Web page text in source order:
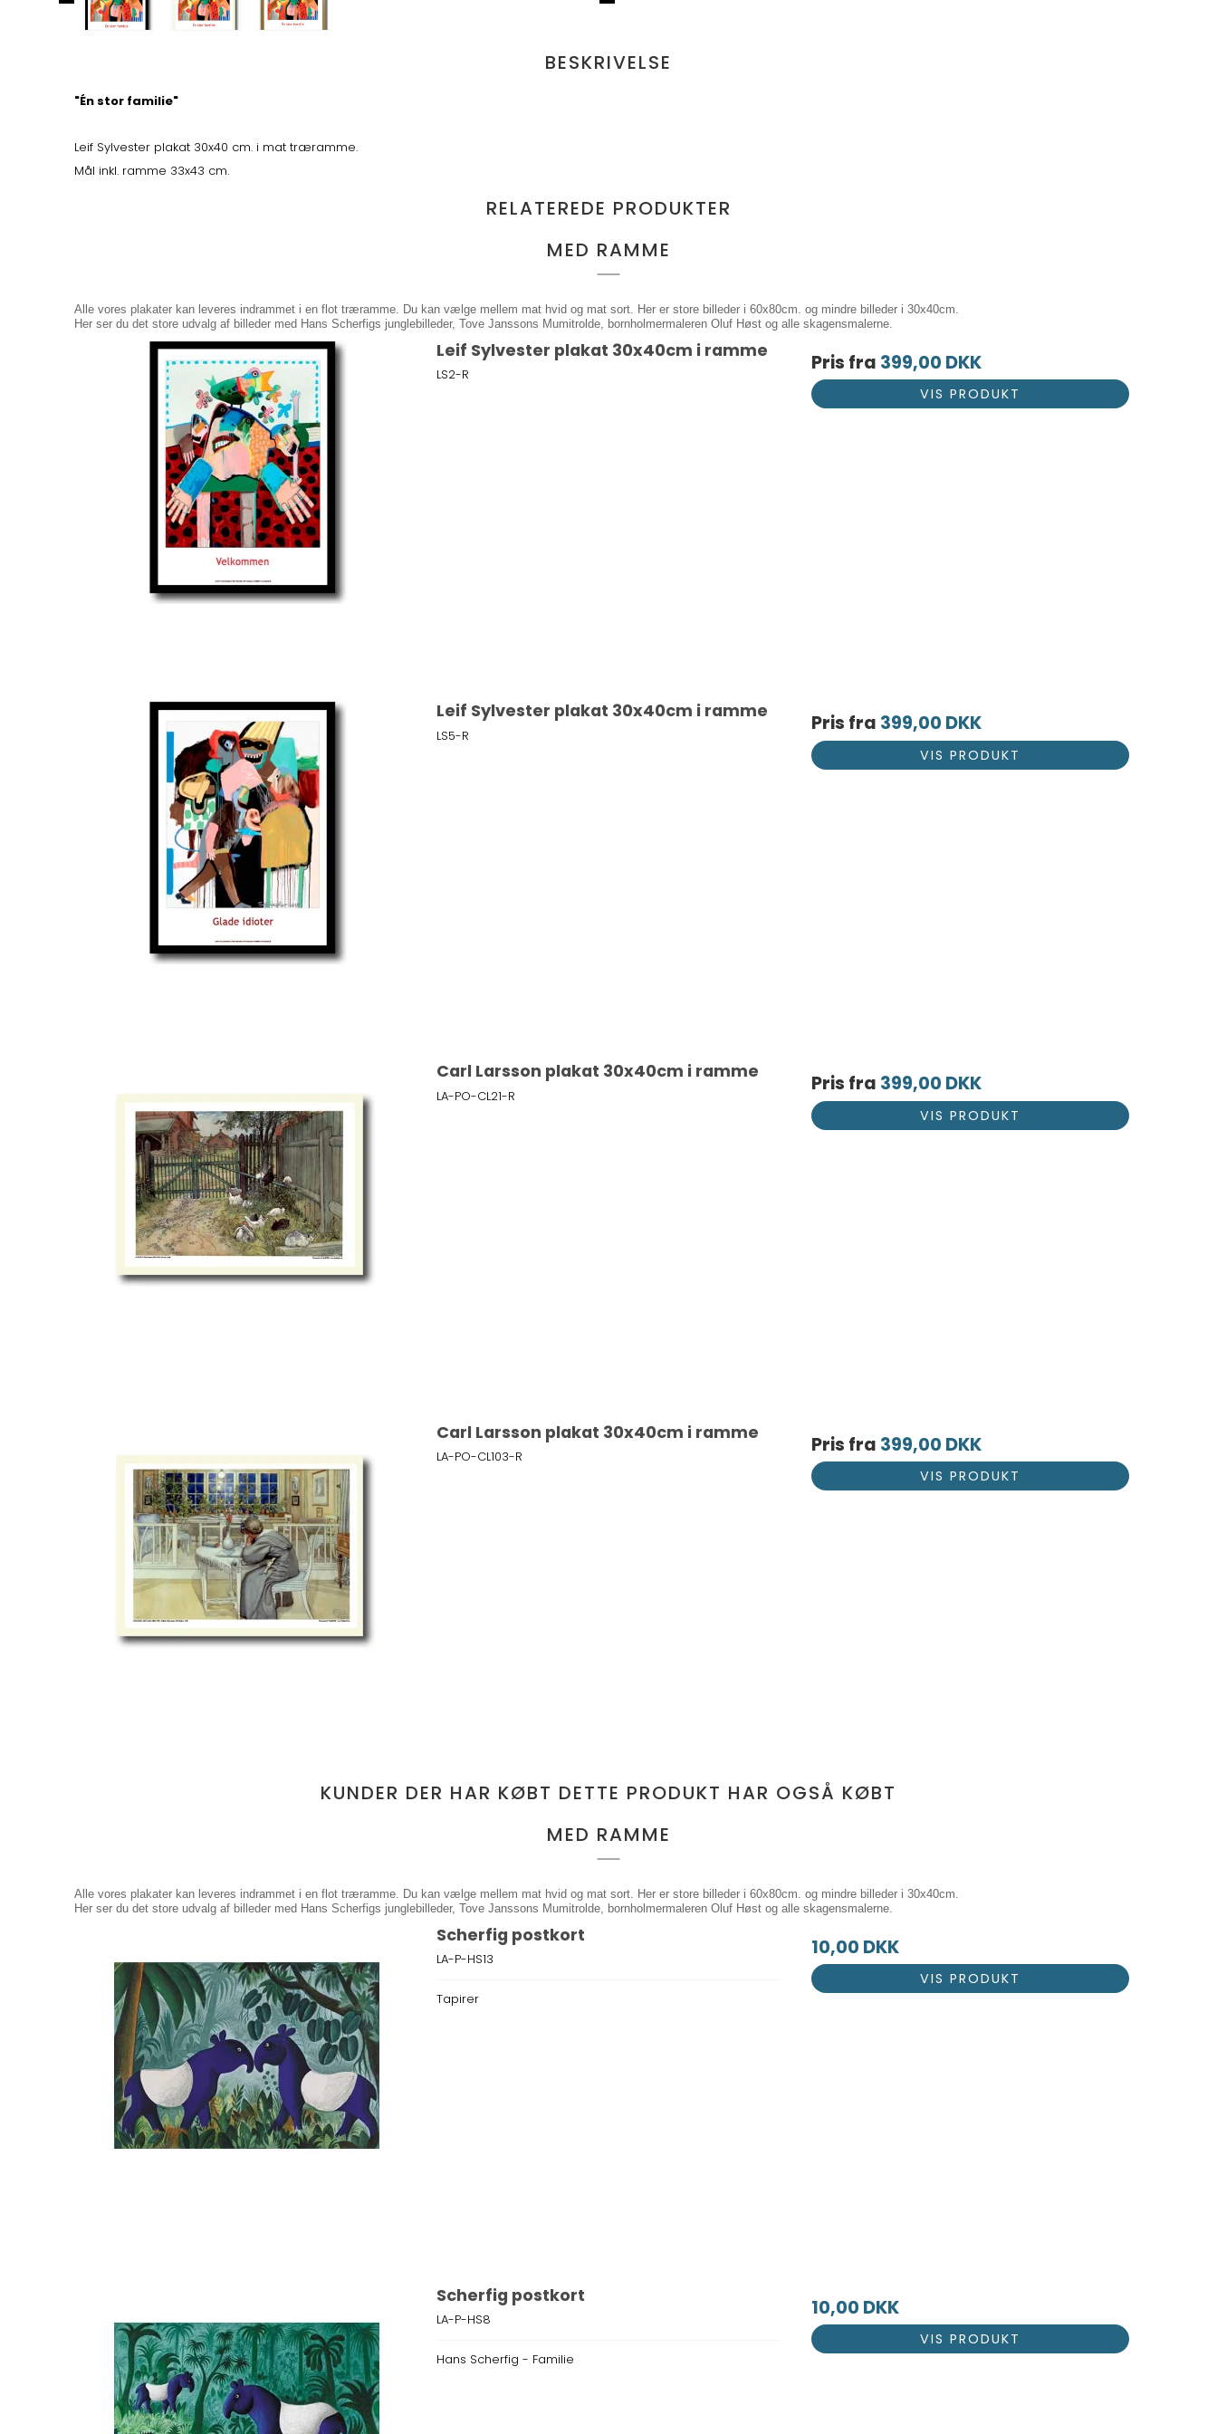
BESKRIVELSE
"Én stor familie"
Leif Sylvester plakat 30x40 cm. i mat træramme.
Mål inkl. ramme 33x43 cm.
RELATEREDE PRODUKTER
MED RAMME
Alle vores plakater kan leveres indrammet i en flot træramme. Du kan vælge mellem mat hvid og mat sort. Her er store billeder i 60x80cm. og mindre billeder i 30x40cm.
Her ser du det store udvalg af billeder med Hans Scherfigs junglebilleder, Tove Janssons Mumitrolde, bornholmermaleren Oluf Høst og alle skagensmalerne.
Leif Sylvester plakat 30x40cm i ramme
LS2-R Pris fra 399,00 DKK
VIS PRODUKT
Leif Sylvester plakat 30x40cm i ramme
LS5-R Pris fra 399,00 DKK
VIS PRODUKT
Carl Larsson plakat 30x40cm i ramme
LA-PO-CL21-R Pris fra 399,00 DKK
VIS PRODUKT
Carl Larsson plakat 30x40cm i ramme
LA-PO-CL103-R Pris fra 399,00 DKK
VIS PRODUKT
KUNDER DER HAR KØBT DETTE PRODUKT HAR OGSÅ KØBT
MED RAMME
Alle vores plakater kan leveres indrammet i en flot træramme. Du kan vælge mellem mat hvid og mat sort. Her er store billeder i 60x80cm. og mindre billeder i 30x40cm.
Her ser du det store udvalg af billeder med Hans Scherfigs junglebilleder, Tove Janssons Mumitrolde, bornholmermaleren Oluf Høst og alle skagensmalerne.
Scherfig postkort
LA-P-HS13
Tapirer
10,00 DKK
VIS PRODUKT
Scherfig postkort
LA-P-HS8
Hans Scherfig - Familie
10,00 DKK
VIS PRODUKT